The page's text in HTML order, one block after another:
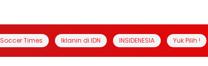
Soccer Times Iklanin di IDN INSIDENESIA Yuk Pilih !